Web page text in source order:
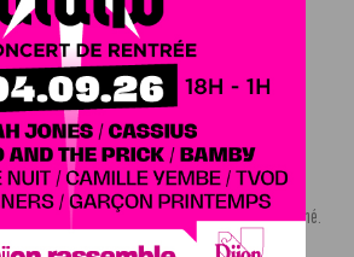
Le DFCO est de retour en Ligue 2 après trois ans
d’absence. La saison...
INFOS,SPORT
Nouvelle arrivée à la JDA Basket,
Shevon Thompson est dijonnais
7 AOÛT, 2026
Le mercato estival de la JDA n’est pas encore terminé.
Une nouvelle recrue vient...